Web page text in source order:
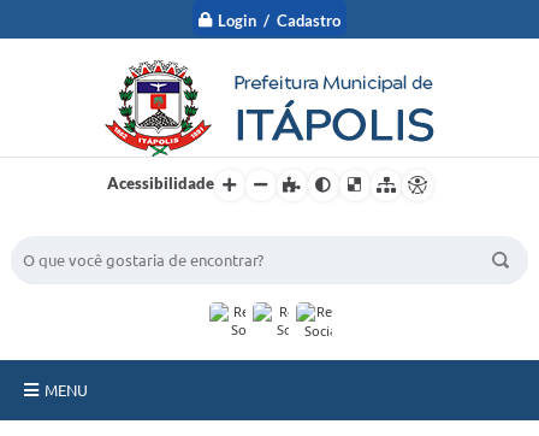
Login / Cadastro
Acessibilidade
MENU